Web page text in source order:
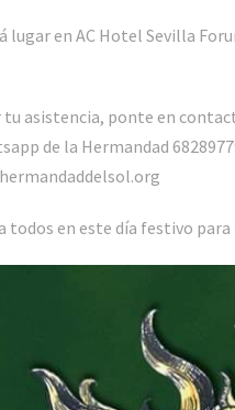
lugar en AC Hotel Sevilla
asistencia, ponte en
de la Hermandad
todos en este día festivo